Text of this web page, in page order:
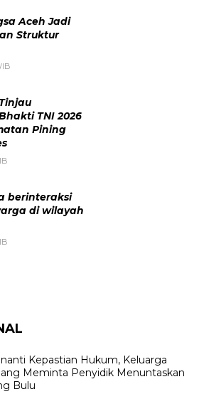
Aceh Jadi
Struktur
TNI 2026
Pining
berinteraksi
di wilayah